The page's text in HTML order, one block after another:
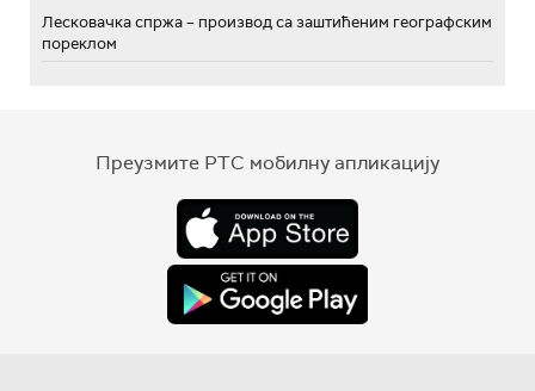
Лесковачка спржа – производ са заштићеним географским
пореклом
Преузмите РТС мобилну апликацију